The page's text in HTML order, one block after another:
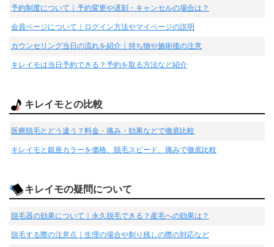
予約制度について｜予約変更や遅刻・キャンセルの場合は？
会員ページについて｜ログイン方法やマイページの説明
カウンセリング当日の流れを紹介｜持ち物や施術後の注意
キレイモは当日予約できる？予約を取る方法など紹介
キレイモとの比較
医療脱毛とどう違う？料金・痛み・効果などで徹底比較
キレイモと銀座カラーを価格、脱毛スピード、痛みで徹底比較
キレイモの疑問について
脱毛器の効果について｜永久脱毛できる？産毛への効果は？
脱毛する際の注意点｜生理の場合や剃り残しの際の対応など